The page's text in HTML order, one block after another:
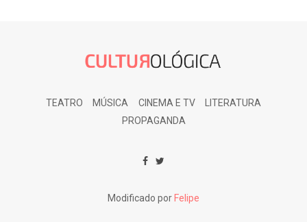
TEATRO MÚSICA CINEMA E TV
LITERATURA
PROPAGANDA
Modificado porFelipe